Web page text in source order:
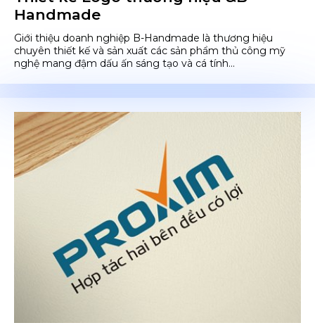
Handmade
Giới thiệu doanh nghiệp B-Handmade là thương hiệu
chuyên thiết kế và sản xuất các sản phẩm thủ công mỹ
nghệ mang đậm dấu ấn sáng tạo và cá tính...